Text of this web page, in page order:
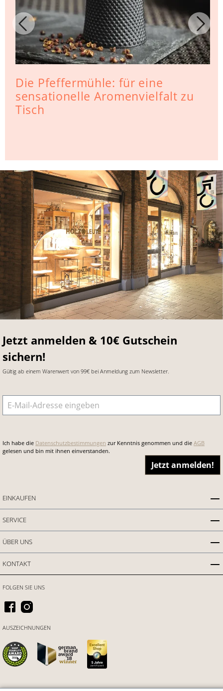
Die Pfeffermühle: für eine
sensationelle Aromenvielfalt zu
Tisch
Jetzt anmelden & 10€ Gutschein
sichern!
Gültig ab einem Warenwert von 99€ bei Anmeldung zum Newsletter.
E-Mail-Adresse
Ich habe die Datenschutzbestimmungen zur Kenntnis genommen und die AGB
gelesen und bin mit ihnen einverstanden.
Jetzt anmelden!
EINKAUFEN
SERVICE
ÜBER UNS
KONTAKT
FOLGEN SIE UNS
AUSZEICHNUNGEN